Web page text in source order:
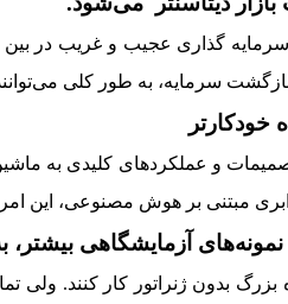
گذاری عجیب و غریب در بین
سرمایه، به طور کلی
و عملکردهای کلیدی به
مبتنی بر هوش مصنوعی، این